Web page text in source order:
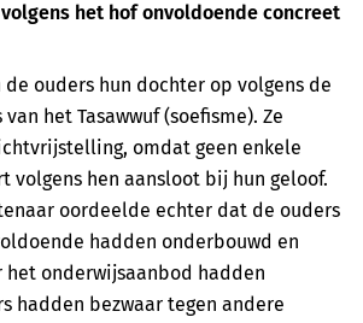
het hof onvoldoende concreet
de ouders hun dochter op volgens de
het Tasawwuf (soefisme). Ze
omdat geen enkele
volgens hen aansloot bij hun geloof.
oordeelde echter dat de ouders
hadden onderbouwd en
het onderwijsaanbod hadden
hadden bezwaar tegen andere